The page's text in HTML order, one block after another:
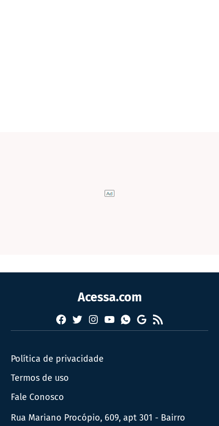
Acessa.com
Facebook
TwitterInstagram
YouTubeWhatsapp
Google
News
RSS
Política de privacidade
Termos de uso
Fale Conosco
Rua Mariano Procópio, 609, apt 301 - Bairro